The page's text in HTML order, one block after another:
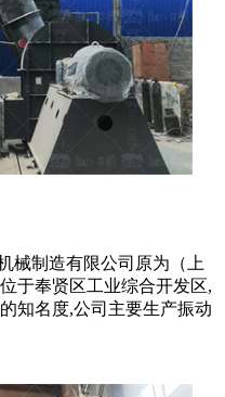
械制造有限公司原为（上
于奉贤区工业综合开发区,
知名度,公司主要生产振动